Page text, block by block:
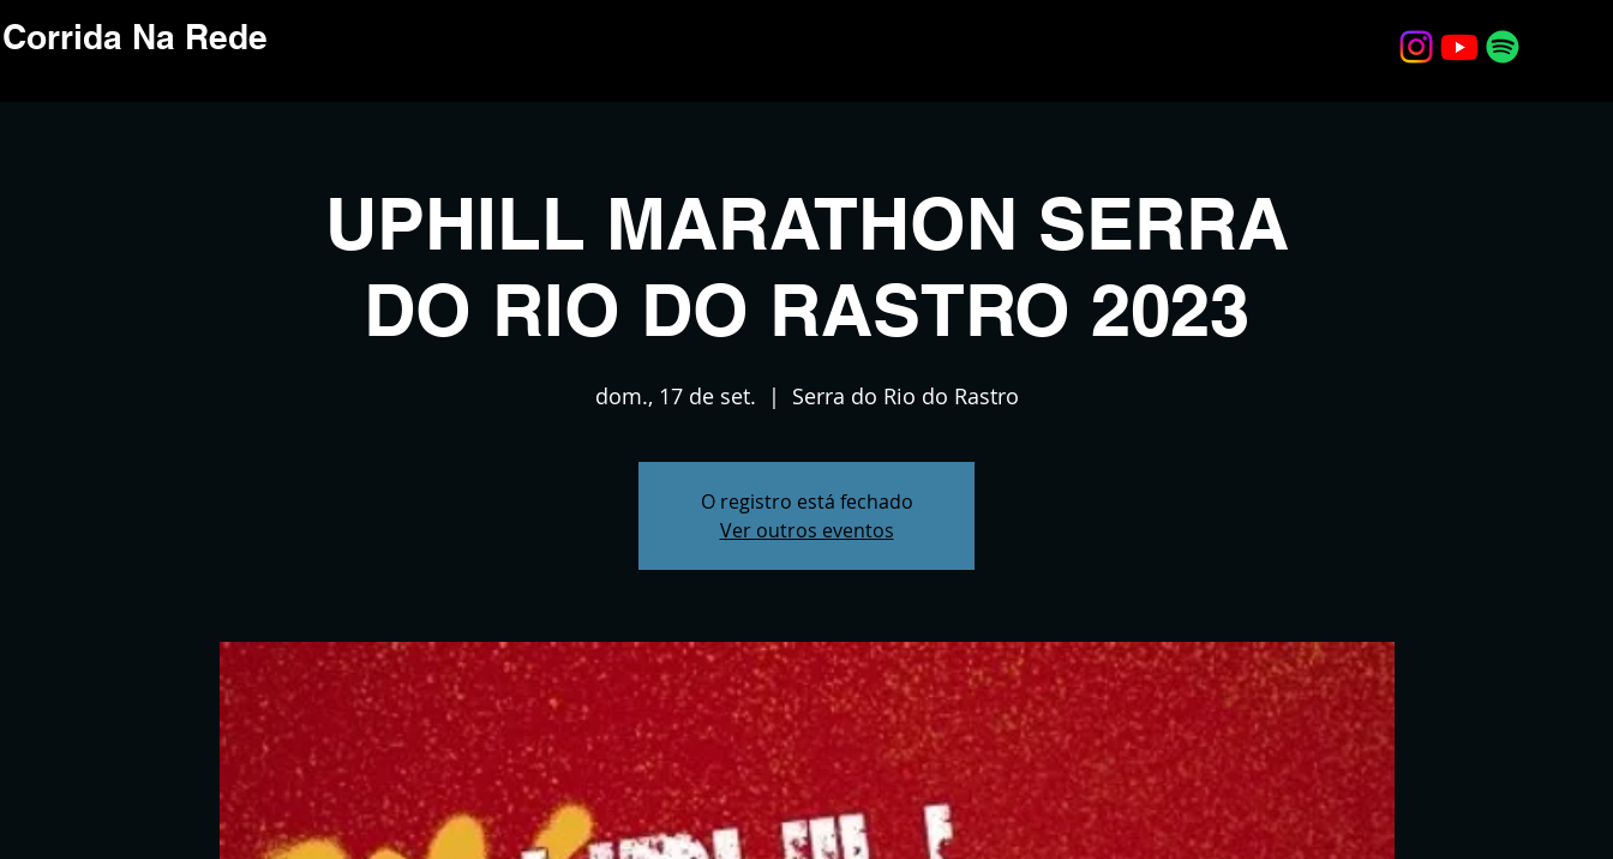
Corrida Na Rede
UPHILL MARATHON SERRA
DO RIO DO RASTRO 2023
dom., 17 de set.
  |
Serra do Rio do Rastro
O registro está fechado
Ver outros eventos